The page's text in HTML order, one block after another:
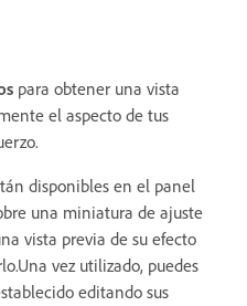
para obtener una vista
el aspecto de tus
disponibles en el panel
una miniatura de ajuste
vista previa de su efecto
vez utilizado, puedes
editando sus